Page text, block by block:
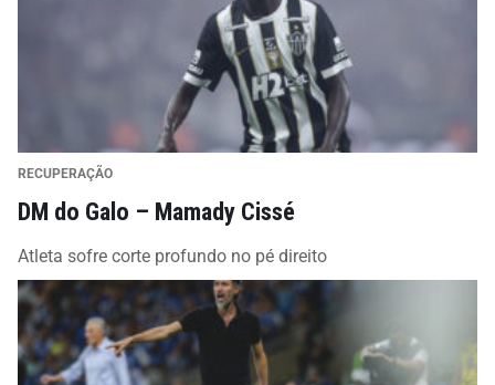
RECUPERAÇÃO
DM do Galo – Mamady Cissé
Atleta sofre corte profundo no pé direito